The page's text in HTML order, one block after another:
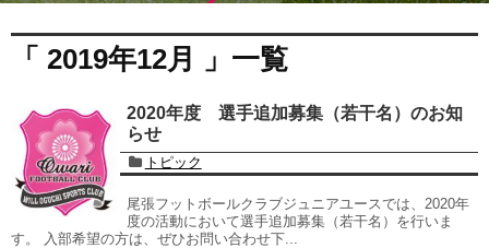
「 2019年12月 」一覧
2020年度 選手追加募集（若干名）のお知
らせ
トピック
尾張フットボールクラブジュニアユースでは、2020年
度の活動において選手追加募集（若干名）を行いま
す。 入部希望の方は、ぜひお問い合わせ下...